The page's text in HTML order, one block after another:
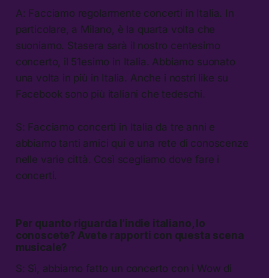
A: Facciamo regolarmente concerti in Italia. In
particolare, a Milano, è la quarta volta che
suoniamo. Stasera sarà il nostro centesimo
concerto, il 51esimo in Italia. Abbiamo suonato
una volta in più in Italia. Anche i nostri like su
Facebook sono più italiani che tedeschi.
S: Facciamo concerti in Italia da tre anni e
abbiamo tanti amici qui e una rete di conoscenze
nelle varie città. Così scegliamo dove fare i
concerti.
Per quanto riguarda l’indie italiano, lo
conoscete? Avete rapporti con questa scena
musicale?
S: Sì, abbiamo fatto un concerto con i Wow di